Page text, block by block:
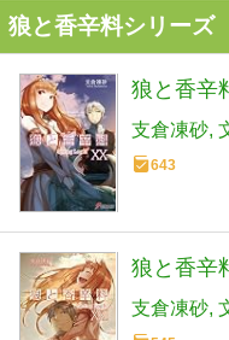
狼と香辛料シリーズ
狼と香辛
支倉凍砂
643
狼と香辛
支倉凍砂